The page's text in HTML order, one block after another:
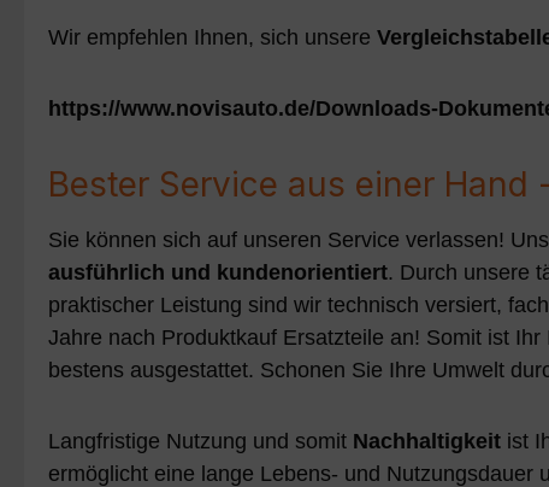
Wir empfehlen Ihnen, sich unsere
https://www.novisauto.de/Downloads-
Bester Service aus einer
Sie können sich auf unseren Service verlassen!
ausführlich und kundenorientiert. Durch unsere
praktischer Leistung sind wir technisch versiert,
Jahre nach Produktkauf Ersatzteile an! Somit ist
bestens ausgestattet. Schonen Sie Ihre Umwelt
Langfristige Nutzung und somit Nachhaltigkeit ist
ermöglicht eine lange Lebens- und